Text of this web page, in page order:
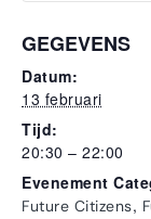
GEGEVENS
Datum:
13 februari
Tijd:
20:30 – 22:00
Evenement
Future Citizens,